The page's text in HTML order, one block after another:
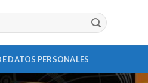
DATOS PERSONALES